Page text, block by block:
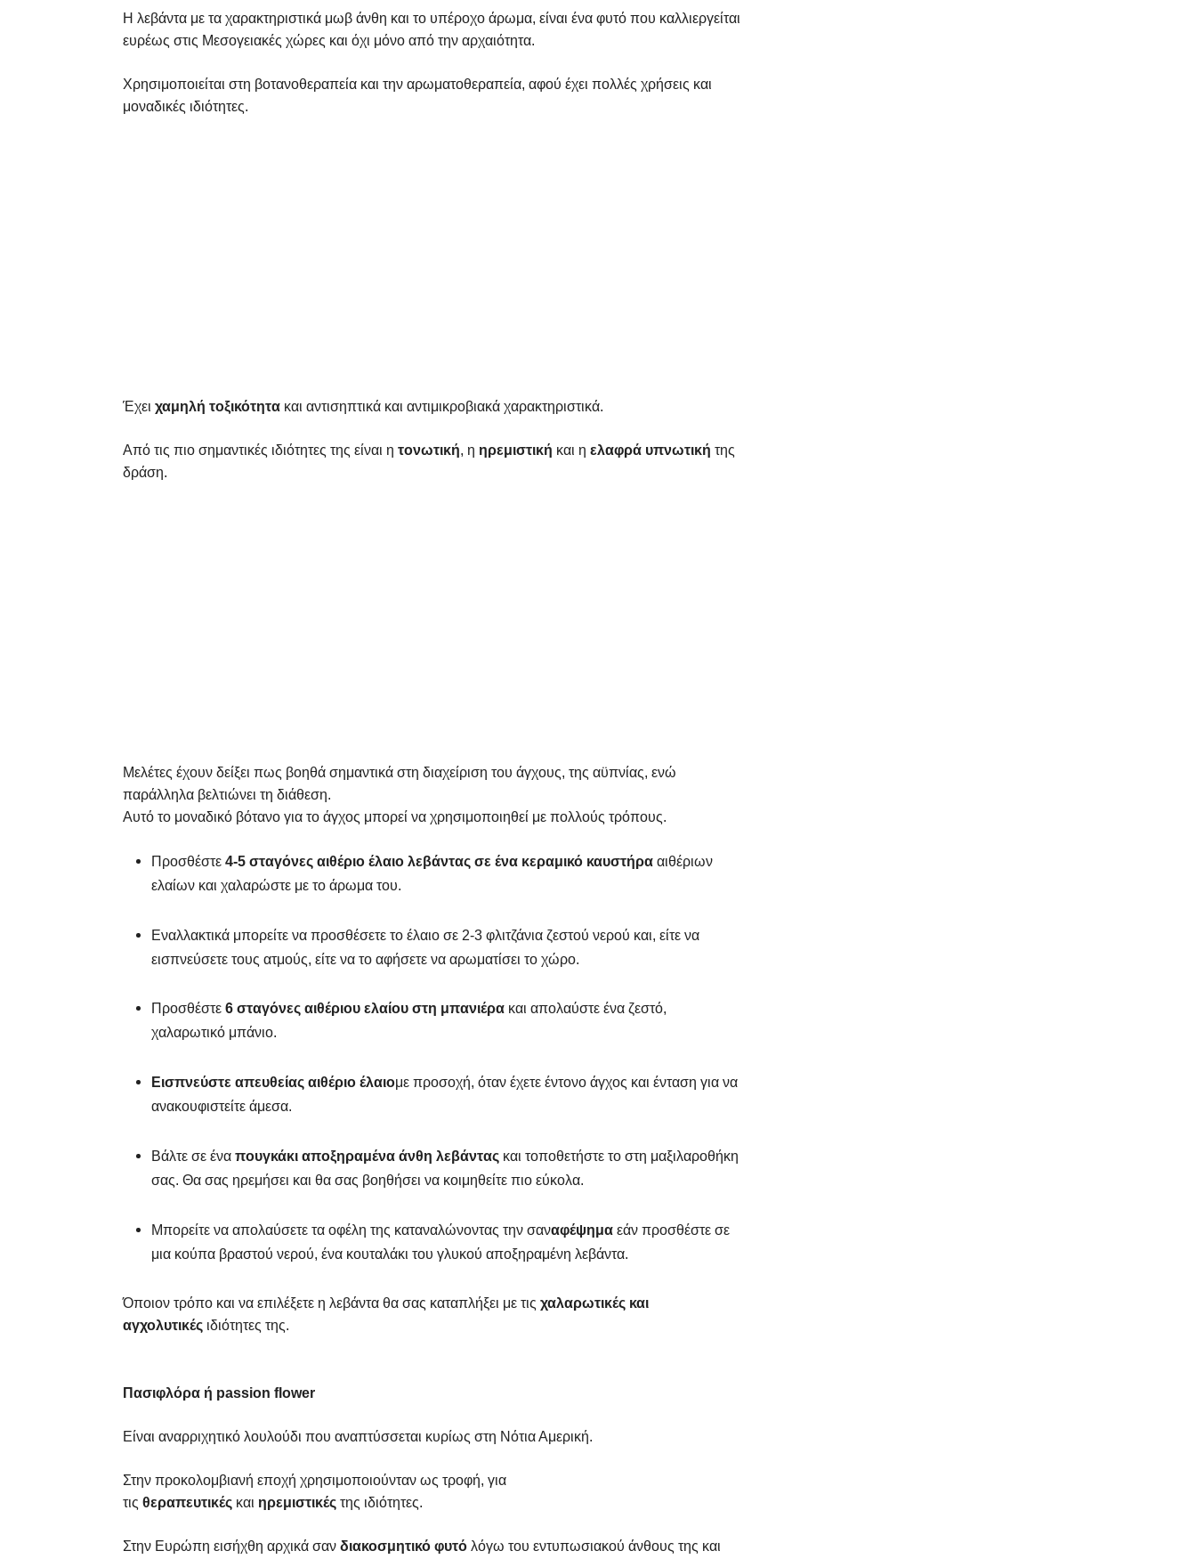
Η λεβάντα με τα χαρακτηριστικά μωβ άνθη και το υπέροχο άρωμα, είναι ένα φυτό που καλλιεργείται
ευρέως στις Μεσογειακές χώρες και όχι μόνο από την αρχαιότητα.
Χρησιμοποιείται στη βοτανοθεραπεία και την αρωματοθεραπεία, αφού έχει πολλές χρήσεις και
μοναδικές ιδιότητες.
Έχει χαμηλή τοξικότητα και αντισηπτικά και αντιμικροβιακά χαρακτηριστικά.
Από τις πιο σημαντικές ιδιότητες της είναι η τονωτική, η ηρεμιστική και η ελαφρά υπνωτική της
δράση.
Μελέτες έχουν δείξει πως βοηθά σημαντικά στη διαχείριση του άγχους, της αϋπνίας, ενώ
παράλληλα βελτιώνει τη διάθεση.
Αυτό το μοναδικό βότανο για το άγχος μπορεί να χρησιμοποιηθεί με πολλούς τρόπους.
Προσθέστε 4-5 σταγόνες αιθέριο έλαιο λεβάντας σε ένα κεραμικό καυστήρα αιθέριων
ελαίων και χαλαρώστε με το άρωμα του.
Εναλλακτικά μπορείτε να προσθέσετε το έλαιο σε 2-3 φλιτζάνια ζεστού νερού και, είτε να
εισπνεύσετε τους ατμούς, είτε να το αφήσετε να αρωματίσει το χώρο.
Προσθέστε 6 σταγόνες αιθέριου ελαίου στη μπανιέρα και απολαύστε ένα ζεστό,
χαλαρωτικό μπάνιο.
Εισπνεύστε απευθείας αιθέριο έλαιομε προσοχή, όταν έχετε έντονο άγχος και ένταση για να
ανακουφιστείτε άμεσα.
Βάλτε σε ένα πουγκάκι αποξηραμένα άνθη λεβάντας και τοποθετήστε το στη μαξιλαροθήκη
σας. Θα σας ηρεμήσει και θα σας βοηθήσει να κοιμηθείτε πιο εύκολα.
Μπορείτε να απολαύσετε τα οφέλη της καταναλώνοντας την σαναφέψημα εάν προσθέστε σε
μια κούπα βραστού νερού, ένα κουταλάκι του γλυκού αποξηραμένη λεβάντα.
Όποιον τρόπο και να επιλέξετε η λεβάντα θα σας καταπλήξει με τις χαλαρωτικές και
αγχολυτικές ιδιότητες της.
Πασιφλόρα ή passion flower
Είναι αναρριχητικό λουλούδι που αναπτύσσεται κυρίως στη Νότια Αμερική.
Στην προκολομβιανή εποχή χρησιμοποιούνταν ως τροφή, για
τις θεραπευτικές και ηρεμιστικές της ιδιότητες.
Στην Ευρώπη εισήχθη αρχικά σαν διακοσμητικό φυτό λόγω του εντυπωσιακού άνθους της και